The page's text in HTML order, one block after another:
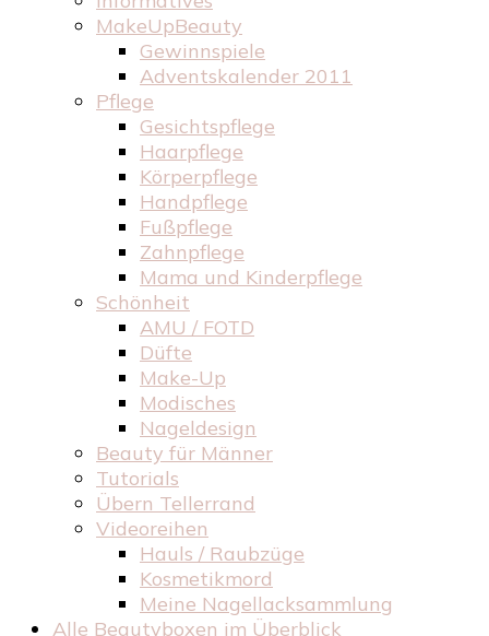
MakeUpBeauty
Gewinnspiele
Adventskalender 2011
Pflege
Gesichtspflege
Haarpflege
Körperpflege
Handpflege
Fußpflege
Zahnpflege
Mama und Kinderpflege
Schönheit
AMU / FOTD
Düfte
Make-Up
Modisches
Nageldesign
Beauty für Männer
Tutorials
Übern Tellerrand
Videoreihen
Hauls / Raubzüge
Kosmetikmord
Meine Nagellacksammlung
Alle Beautyboxen im Überblick